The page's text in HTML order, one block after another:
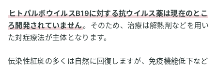
ヒトパルボウイルスB19に対する抗ウイルス薬は現在のとこ
ろ開発されていません。そのため、治療は解熱剤などを用い
た対症療法が主体となります。
伝染性紅斑の多くは自然に回復しますが、免疫機能低下など